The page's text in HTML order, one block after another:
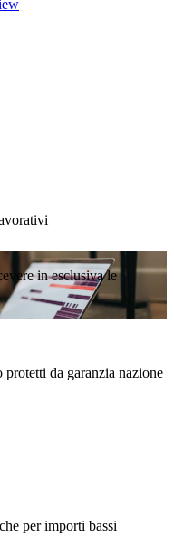
in esclusiva le
da garanzia nazione
per importi bassi